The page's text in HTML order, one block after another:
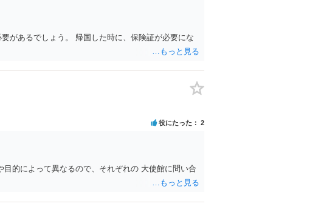
があるでしょう。 帰国した時に、保険証が必要にな
役にたった 2
的によって異なるので、それぞれの 大使館に問い合